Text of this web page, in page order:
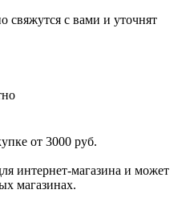
свяжутся с вами и уточнят
от 3000 руб.
интернет-магазина и может
магазинах.